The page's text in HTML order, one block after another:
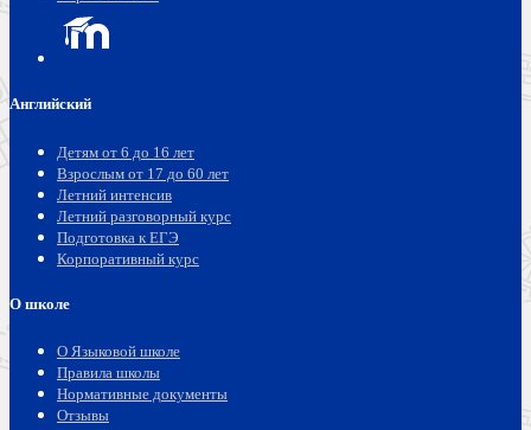
Английский
Детям от 6 до 16 лет
Взрослым от 17 до 60 лет
Летний интенсив
Летний разговорный курс
Подготовка к ЕГЭ
Корпоративный курс
О школе
О Языковой школе
Правила школы
Нормативные документы
Отзывы